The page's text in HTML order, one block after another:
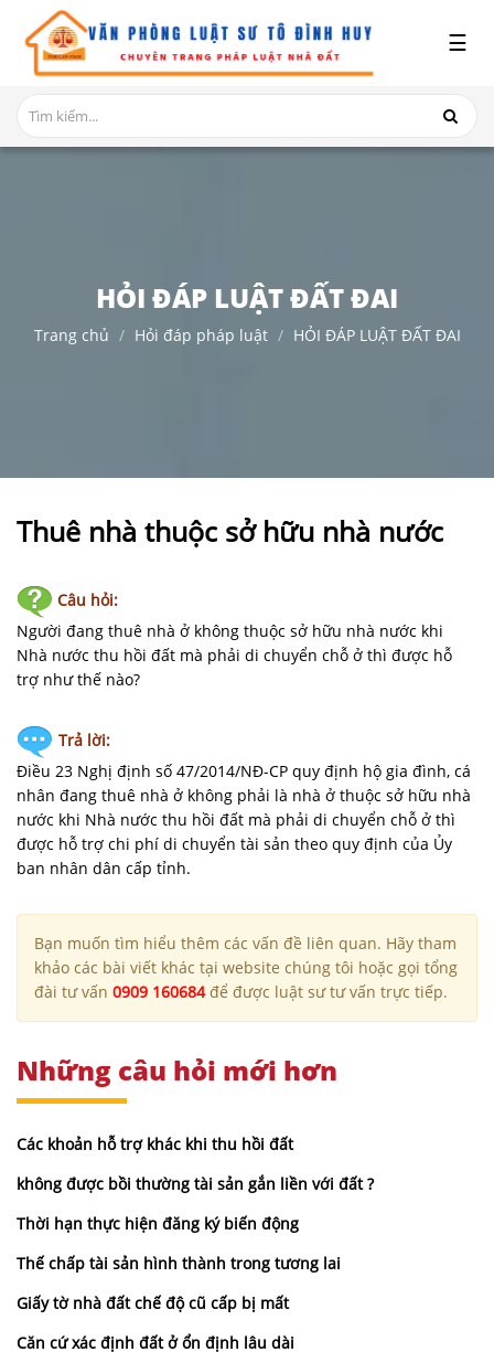
GIỚI
THIỆU
DỊCH
TỤC
ĐẤT
BẢN
-
BIỂU
MẪU
LIÊN
HỆ
☰
HỎI ĐÁP LUẬT ĐẤT ĐAI
Trang chủ Hỏi đáp pháp luật HỎI ĐÁP LUẬT ĐẤT ĐAI
Thuê nhà thuộc sở hữu nhà nước
Câu hỏi:
Người đang thuê nhà ở không thuộc sở hữu nhà nước khi
Nhà nước thu hồi đất mà phải di chuyển chỗ ở thì được hỗ
trợ như thế nào?
Trả lời:
Điều 23 Nghị định số 47/2014/NĐ-CP quy định hộ gia đình, cá
nhân đang thuê nhà ở không phải là nhà ở thuộc sở hữu nhà
nước khi Nhà nước thu hồi đất mà phải di chuyển chỗ ở thì
được hỗ trợ chi phí di chuyển tài sản theo quy định của Ủy
ban nhân dân cấp tỉnh.
Bạn muốn tìm hiểu thêm các vấn đề liên quan. Hãy tham
khảo các bài viết khác tại website chúng tôi hoặc gọi tổng
đài tư vấn 0909 160684để được luật sư tư vấn trực tiếp.
Những câu hỏi mới hơn
Các khoản hỗ trợ khác khi thu hồi đất
không được bồi thường tài sản gắn liền với đất ?
Thời hạn thực hiện đăng ký biến động
Thế chấp tài sản hình thành trong tương lai
Giấy tờ nhà đất chế độ cũ cấp bị mất
Căn cứ xác định đất ở ổn định lâu dài